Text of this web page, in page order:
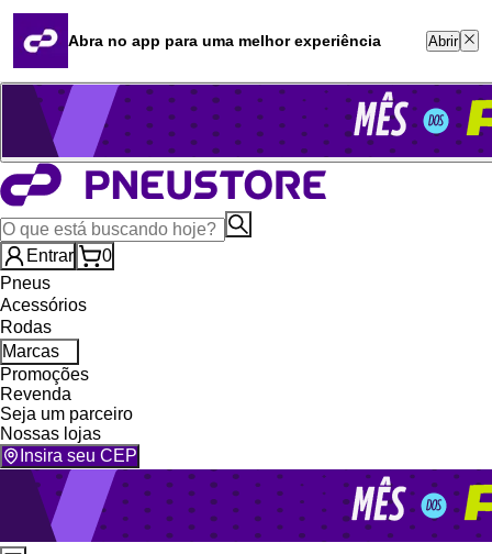
Quero revender
Blog
Whatsapp (16) 99764-8401
Televendas (47) 3046-2551
Entrar
0
Pneus
Acessórios
Rodas
Marcas
Promoções
Revenda
Seja um parceiro
Nossas lojas
Insira seu CEP
Abra no app para uma melhor experiência Abrir